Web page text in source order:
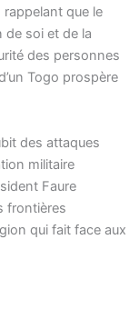
que le
de soi et de la
des personnes
Togo prospère
des attaques
militaire
Faure
frontières
qui fait face aux